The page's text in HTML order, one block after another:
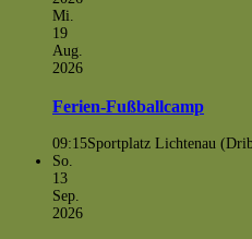
Mi.
19
Aug.
2026
Ferien-Fußballcamp
09:15Sportplatz Lichtenau
So.
13
Sep.
2026